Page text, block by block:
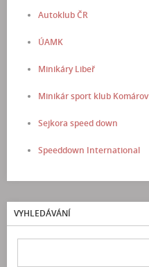
Autoklub ČR
ÚAMK
Minikáry Libeř
Minikár sport klub Komárov
Sejkora speed down
Speeddown International
VYHLEDÁVÁNÍ